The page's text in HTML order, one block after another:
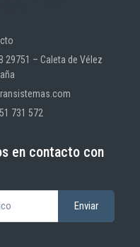
29751 – Caleta de Vélez
731 572
en contacto con